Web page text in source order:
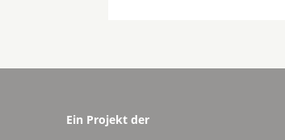
Ein Projekt der